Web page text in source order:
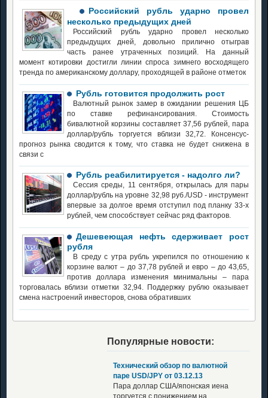
Российский рубль ударно провел
несколько предыдущих дней
Российский рубль ударно провел несколько
предыдущих дней, довольно прилично отыграв
часть ранее утраченных позиций. На данный
момент котировки достигли линии спроса зимнего восходящего
тренда по американскому доллару, проходящей в районе отметок
Рубль готовится продолжить рост
Валютный рынок замер в ожидании решения ЦБ
по ставке рефинансирования. Стоимость
бивалютной корзины составляет 37,56 рублей, пара
доллар/рубль торгуется вблизи 32,72. Консенсус-
прогноз рынка сводится к тому, что ставка не будет снижена в
связи с
Рубль реабилитируется - надолго ли?
Сессия среды, 11 сентября, открылась для пары
доллар/рубль на уровне 32,98 руб./USD - инструмент
впервые за долгое время отступил под планку 33-х
рублей, чем способствует сейчас ряд факторов.
Дешевеющая нефть сдерживает рост
рубля
В среду с утра рубль укрепился по отношению к
корзине валют – до 37,78 рублей и евро – до 43,65,
против доллара изменения минимальны – пара
торговалась вблизи отметки 32,94. Поддержку рублю оказывает
смена настроений инвесторов, снова обративших
Популярные новости:
Технический обзор по валютной
паре USD/JPY от 03.12.13
Пара доллар США/японская иена
торгуется с понижением на